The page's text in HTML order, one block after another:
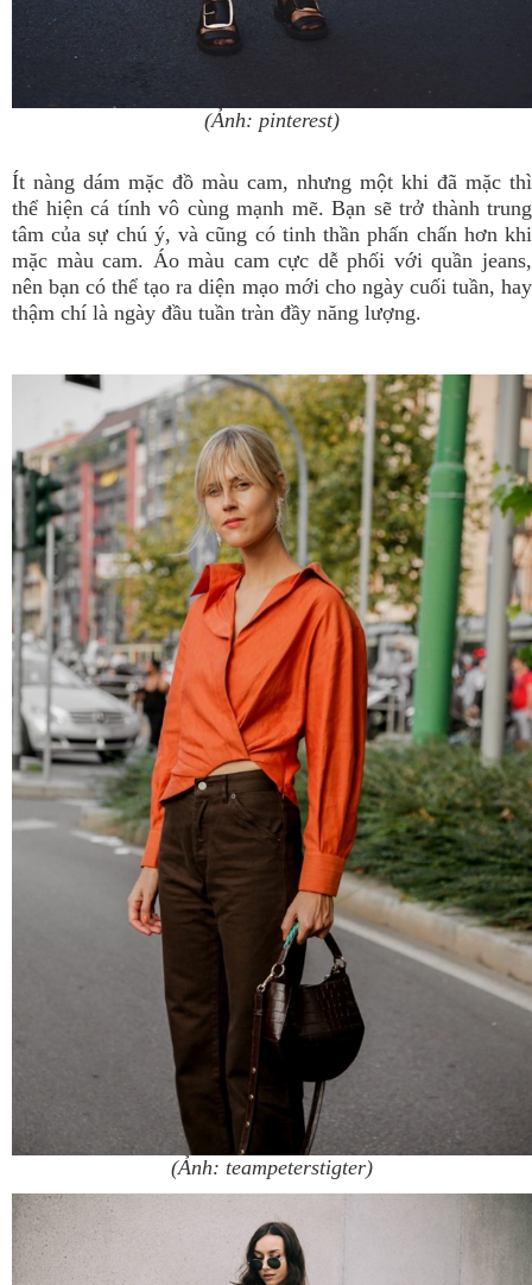
(Ảnh: pinterest)
Ít nàng dám mặc đồ màu cam, nhưng một khi đã mặc thì
thể hiện cá tính vô cùng mạnh mẽ. Bạn sẽ trở thành trung
tâm của sự chú ý, và cũng có tinh thần phấn chấn hơn khi
mặc màu cam. Áo màu cam cực dễ phối với quần jeans,
nên bạn có thể tạo ra diện mạo mới cho ngày cuối tuần, hay
thậm chí là ngày đầu tuần tràn đầy năng lượng.
(Ảnh: teampeterstigter)